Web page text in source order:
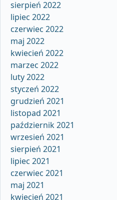
sierpień 2022
lipiec 2022
czerwiec 2022
maj 2022
kwiecień 2022
marzec 2022
luty 2022
styczeń 2022
grudzień 2021
listopad 2021
październik 2021
wrzesień 2021
sierpień 2021
lipiec 2021
czerwiec 2021
maj 2021
kwiecień 2021